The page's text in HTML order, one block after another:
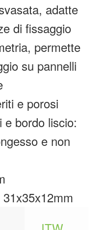
adatte
di fissaggio
permette
su pannelli
e porosi
e bordo liscio:
e non